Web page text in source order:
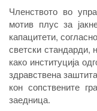
Членството во
мотив плус за
капацитети,
светски стандарди,
како институција
здравствена
кон сопствените
заедница.